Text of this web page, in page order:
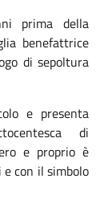
prima della
benefattrice
di sepoltura
e presenta
di
e proprio è
con il simbolo